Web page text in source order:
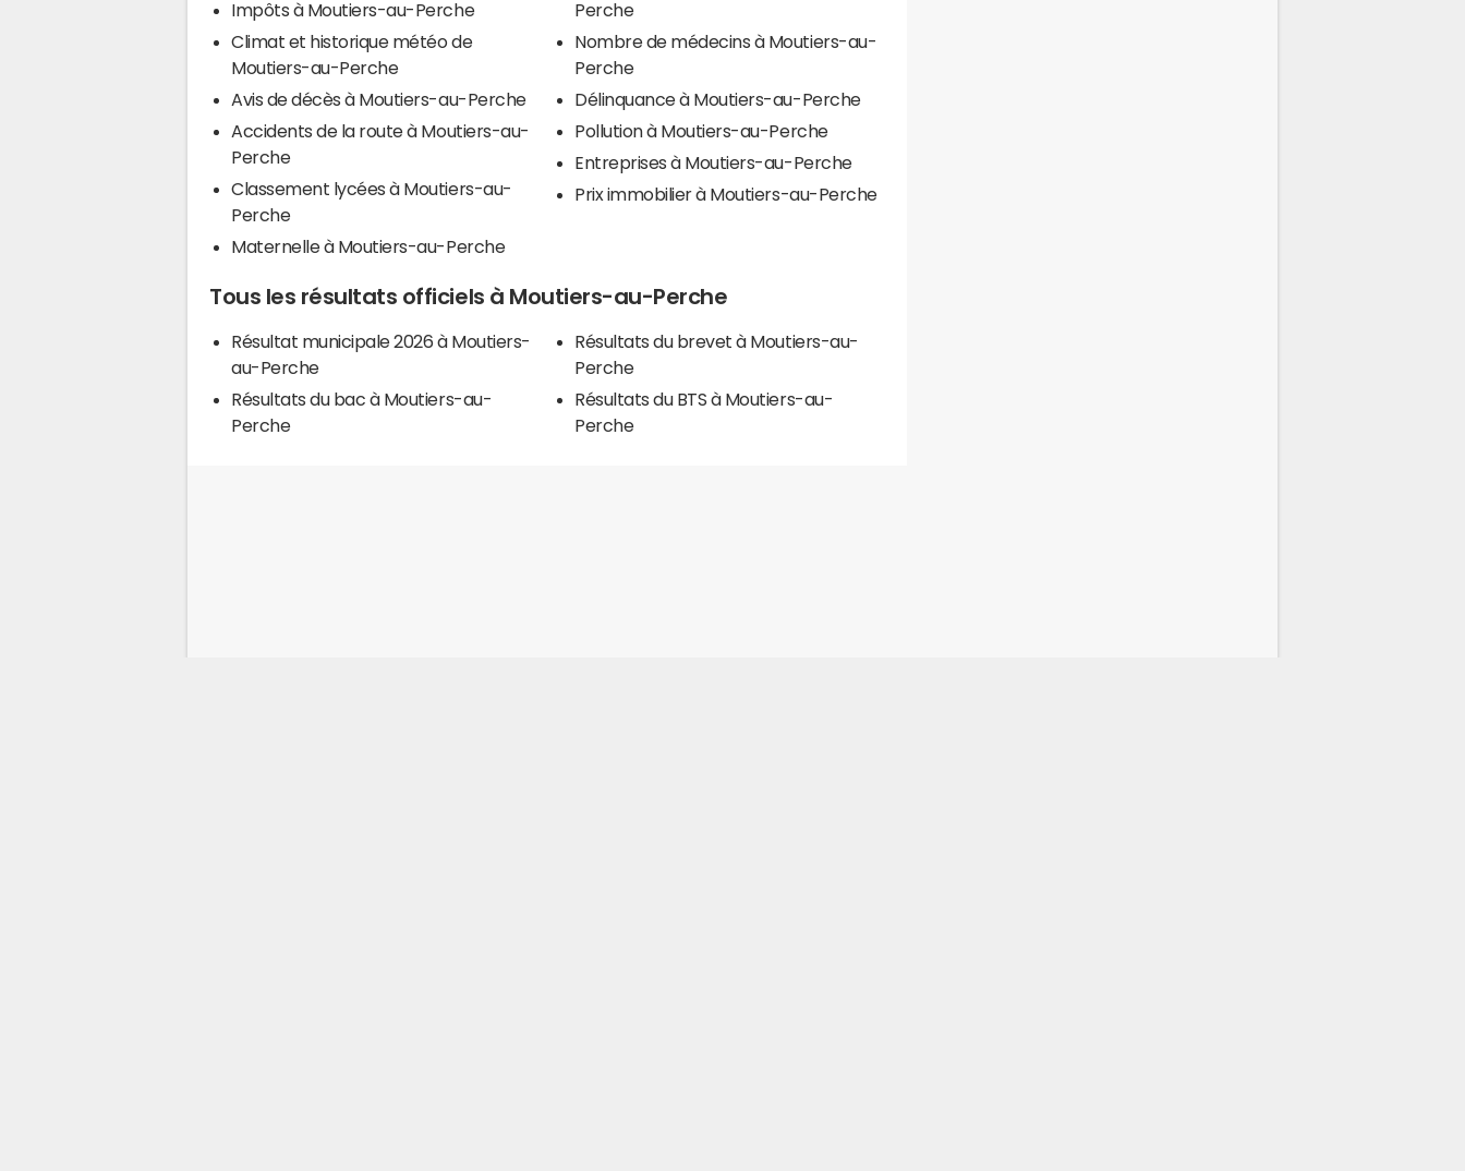
Impôts à Moutiers-au-Perche
Climat et historique météo de
Moutiers-au-Perche
Avis de décès à Moutiers-au-Perche
Accidents de la route à Moutiers-au-
Perche
Classement lycées à Moutiers-au-
Perche
Maternelle à Moutiers-au-Perche
Perche
Nombre de médecins à Moutiers-au-
Perche
Délinquance à Moutiers-au-Perche
Pollution à Moutiers-au-Perche
Entreprises à Moutiers-au-Perche
Prix immobilier à Moutiers-au-Perche
Tous les résultats officiels à Moutiers-au-Perche
Résultat municipale 2026 à Moutiers-
au-Perche
Résultats du bac à Moutiers-au-
Perche
Résultats du brevet à Moutiers-au-
Perche
Résultats du BTS à Moutiers-au-
Perche